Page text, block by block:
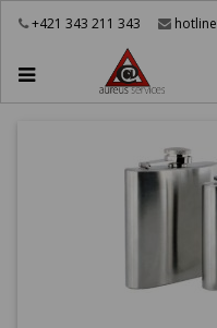
+421 343 211 343 hotline